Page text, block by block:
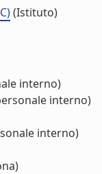
(Istituto)
interno)
interno)
interno)